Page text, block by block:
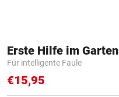
Erste Hilfe im Garten
Für intelligente Faule
€15,95